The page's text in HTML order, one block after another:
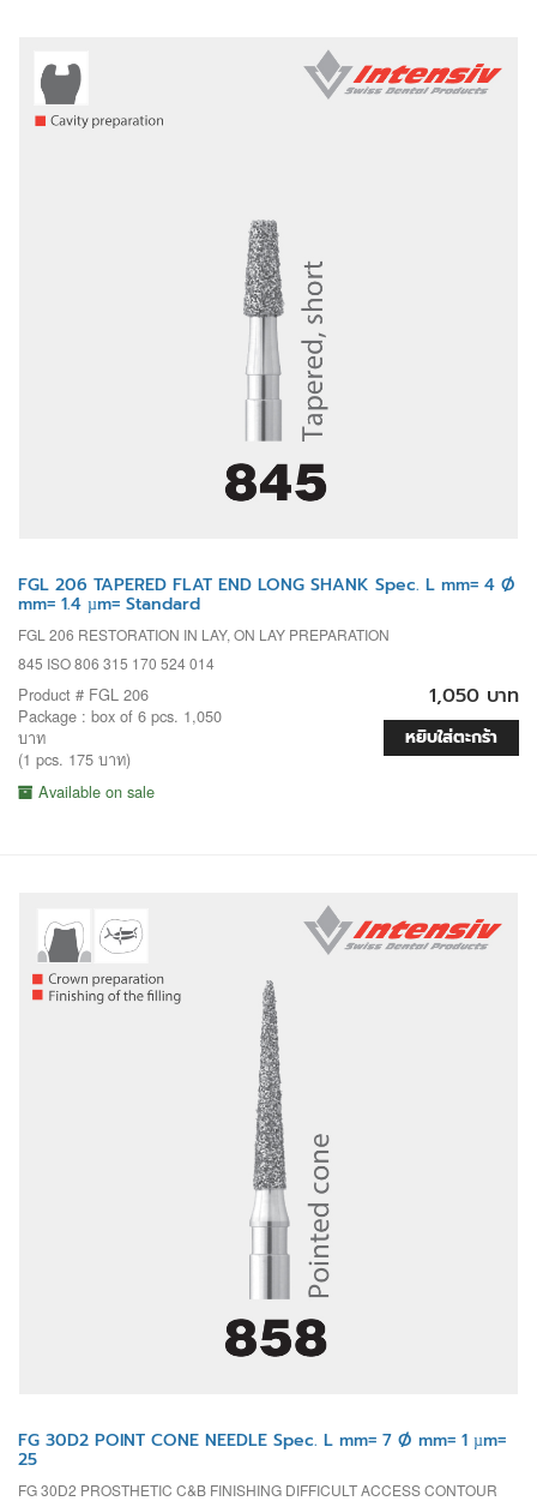
FGL 206 TAPERED FLAT END LONG SHANK Spec. L mm= 4 Ø
mm= 1.4 µm= Standard
FGL 206 RESTORATION IN LAY, ON LAY PREPARATION
845 ISO 806 315 170 524 014
Product # FGL 206
Package : box of 6 pcs. 1,050
บาท
(1 pcs. 175 บาท)
Available on sale
1,050 บาท
หยิบใส่ตะกร้า
FG 30D2 POINT CONE NEEDLE Spec. L mm= 7 Ø mm= 1 µm=
25
FG 30D2 PROSTHETIC C&B FINISHING DIFFICULT ACCESS CONTOUR